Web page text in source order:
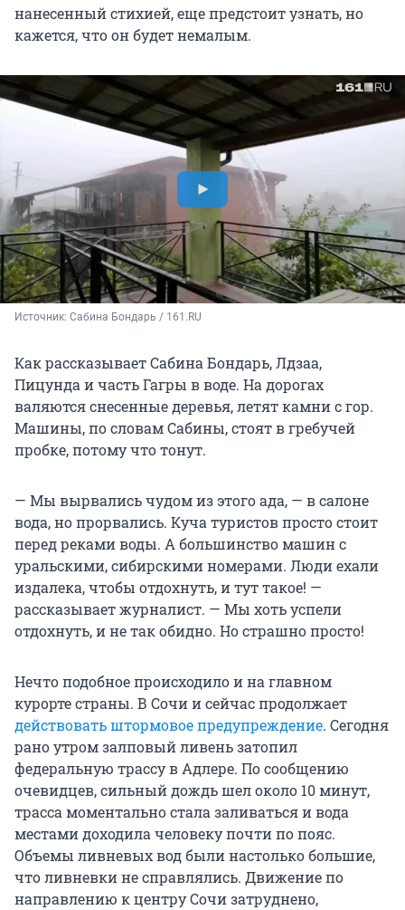
нанесенный стихией, еще предстоит узнать, но
кажется, что он будет немалым.
Источник: Сабина Бондарь / 161.RU
Как рассказывает Сабина Бондарь, Лдзаа,
Пицунда и часть Гагры в воде. На дорогах
валяются снесенные деревья, летят камни с гор.
Машины, по словам Сабины, стоят в гребучей
пробке, потому что тонут.
— Мы вырвались чудом из этого ада, — в салоне
вода, но прорвались. Куча туристов просто стоит
перед реками воды. А большинство машин с
уральскими, сибирскими номерами. Люди ехали
издалека, чтобы отдохнуть, и тут такое! —
рассказывает журналист. — Мы хоть успели
отдохнуть, и не так обидно. Но страшно просто!
Нечто подобное происходило и на главном
курорте страны. В Сочи и сейчас продолжает
действовать штормовое предупреждение. Сегодня
рано утром залповый ливень затопил
федеральную трассу в Адлере. По сообщению
очевидцев, сильный дождь шел около 10 минут,
трасса моментально стала заливаться и вода
местами доходила человеку почти по пояс.
Объемы ливневых вод были настолько большие,
что ливневки не справлялись. Движение по
направлению к центру Сочи затруднено,